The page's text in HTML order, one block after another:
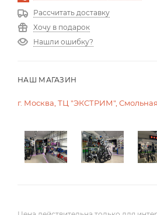
Рассчитать доставку
Хочу в подарок
Нашли ошибку?
НАШ МАГАЗИН
г. Москва, ТЦ "ЭКСТРИМ",